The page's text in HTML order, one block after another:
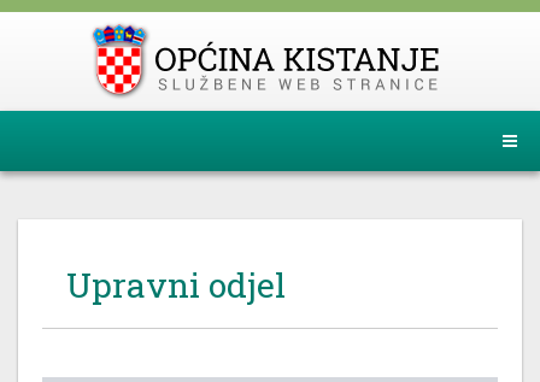
Upravni odjel